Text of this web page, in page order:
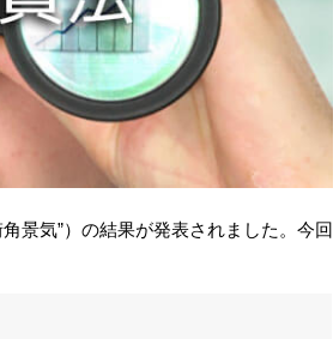
角景気”）の結果が発表されました。今回